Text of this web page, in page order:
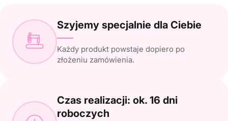
Szyjemy specjalnie dla Ciebie
Każdy produkt powstaje dopiero po
złożeniu zamówienia.
Czas realizacji: ok. 16 dni
roboczych